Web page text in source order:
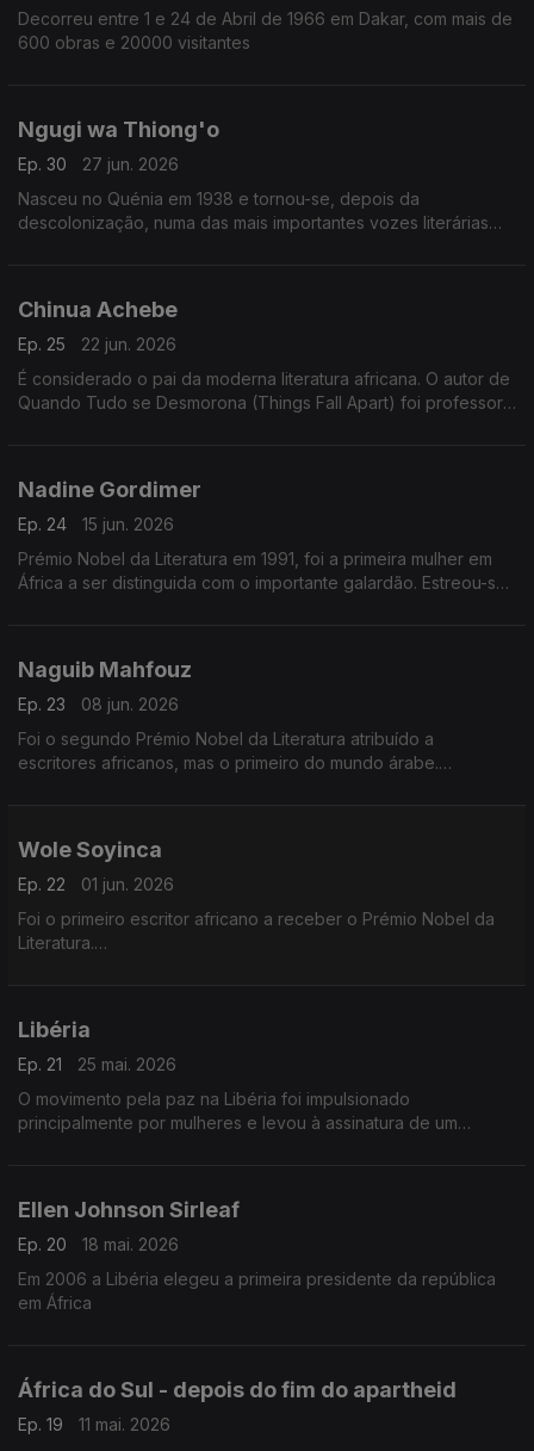
Decorreu entre 1 e 24 de Abril de 1966 em Dakar, com mais de
600 obras e 20000 visitantes
Ngugi wa Thiong'o
Ep. 30
27 jun. 2026
Nasceu no Quénia em 1938 e tornou-se, depois da
descolonização, numa das mais importantes vozes literárias
Chinua Achebe
Ep. 25
22 jun. 2026
É considerado o pai da moderna literatura africana. O autor de
Quando Tudo se Desmorona (Things Fall Apart) foi professor
Nadine Gordimer
Ep. 24
15 jun. 2026
Prémio Nobel da Literatura em 1991, foi a primeira mulher em
África a ser distinguida com o importante galardão. Estreou-se
Naguib Mahfouz
Ep. 23
08 jun. 2026
Foi o segundo Prémio Nobel da Literatura atribuído a
escritores africanos, mas o primeiro do mundo árabe.
Wole Soyinca
Ep. 22
01 jun. 2026
Foi o primeiro escritor africano a receber o Prémio Nobel da
Literatura.
Libéria
Ep. 21
25 mai. 2026
O movimento pela paz na Libéria foi impulsionado
principalmente por mulheres e levou à assinatura de um
Ellen Johnson Sirleaf
Ep. 20
18 mai. 2026
Em 2006 a Libéria elegeu a primeira presidente da república
em África
África do Sul - depois do fim do apartheid
Ep. 19
11 mai. 2026